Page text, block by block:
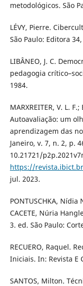
metodológicos. São
LÉVY, Pierre.
São Paulo: Editora
LIBÂNEO, J. C.
pedagogia
1984.
MARXREITER, V. L.
Autoavaliação: um
aprendizagem das
Janeiro, v. 7, n. 2, p.
10.21721/
https://
jul. 2023.
PONTUSCHKA, Nídia
CACETE, Núria
3. ed. São Paulo:
RECUERO, Raquel.
Iniciais. In: Revista E
SANTOS, Milton.